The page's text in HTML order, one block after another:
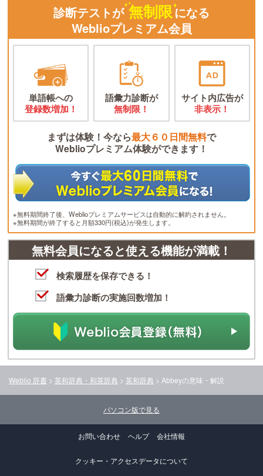
診断テストが 無制限になる
Weblioプレミアム会員
単語帳への
登録数増加！
語彙力診断が
無制限！
サイト内広告が
非表示！
まずは体験！今なら最大６０日間無料で
Weblioプレミアム体験ができます！
※無料期間終了後、Weblioプレミアムサービスは自動的に解約されません。
※無料期間が終了すると月額330円(税込)が発生します。
無料会員になると使える機能が満載！
検索履歴を保存できる！
語彙力診断の実施回数増加！
Weblio 辞書 > 英和辞典・和英辞典 > 英和辞典 > Abbeyの意味・解説
パソコン版で見る
お問い合わせ ヘルプ 会社情報
クッキー・アクセスデータについて